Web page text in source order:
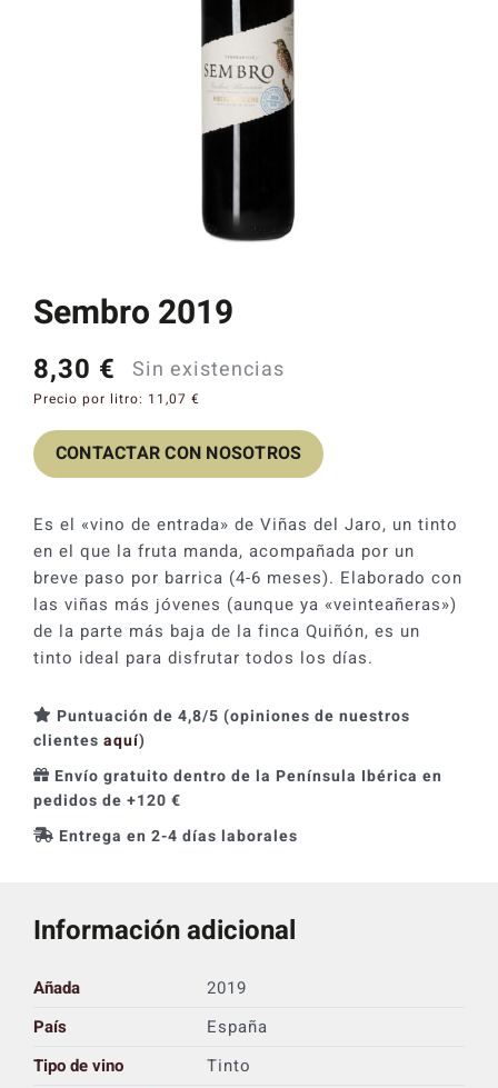
Sembro 2019
8,30 € Sin existencias
Precio por litro: 11,07 €
CONTACTAR CON NOSOTROS
Es el «vino de entrada» de Viñas del Jaro, un tinto
en el que la fruta manda, acompañada por un
breve paso por barrica (4-6 meses). Elaborado con
las viñas más jóvenes (aunque ya «veinteañeras»)
de la parte más baja de la finca Quiñón, es un
tinto ideal para disfrutar todos los días.
Puntuación de 4,8/5 (opiniones de nuestros
clientes aquí)
Envío gratuito dentro de la Península Ibérica en
pedidos de +120 €
Entrega en 2-4 días laborales
Información adicional
Añada
2019
País
España
Tipo de vino
Tinto